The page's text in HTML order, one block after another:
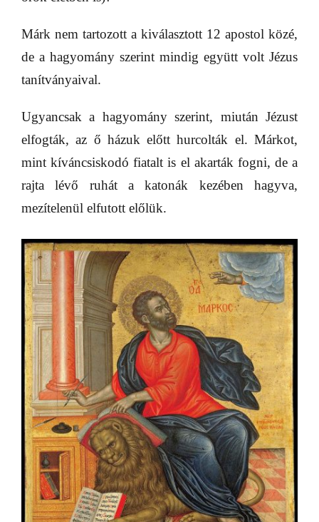
Márk nem tartozott a kiválasztott 12 apostol közé,
de a hagyomány szerint mindig együtt volt Jézus
tanítványaival.
Ugyancsak a hagyomány szerint, miután Jézust
elfogták, az ő házuk előtt hurcolták el. Márkot,
mint kíváncsiskodó fiatalt is el akarták fogni, de a
rajta lévő ruhát a katonák kezében hagyva,
mezítelenül elfutott előlük.